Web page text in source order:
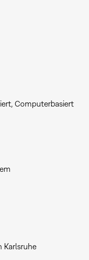
Computerbasiert
Karlsruhe